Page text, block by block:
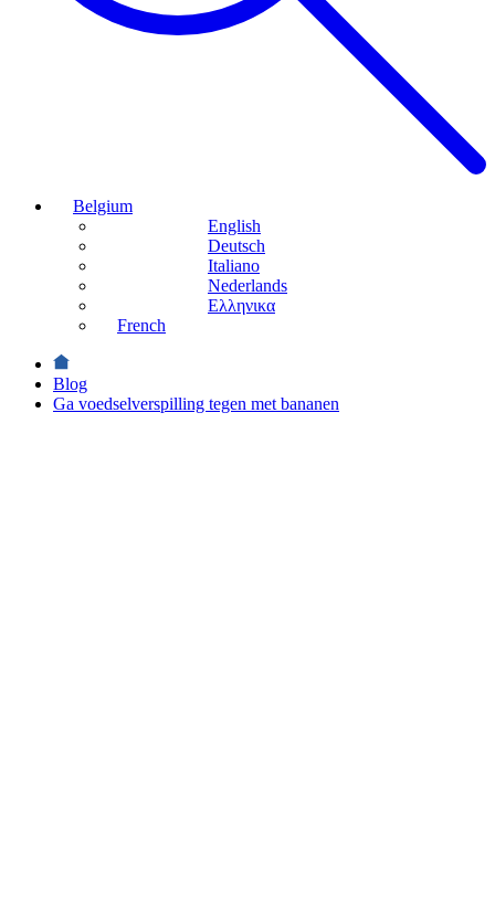
Belgium
English
Deutsch
Italiano
Nederlands
Ελληνικα
French
Blog
Ga voedselverspilling tegen met bananen